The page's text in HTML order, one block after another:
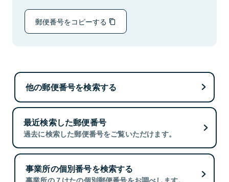
郵便番号をコピーする
他の郵便番号を検索する
最近検索した郵便番号
過去に検索した郵便番号をご覧いただけます。
事業所の個別番号を検索する
事業所の７けたの個別郵便番号をお調べします。